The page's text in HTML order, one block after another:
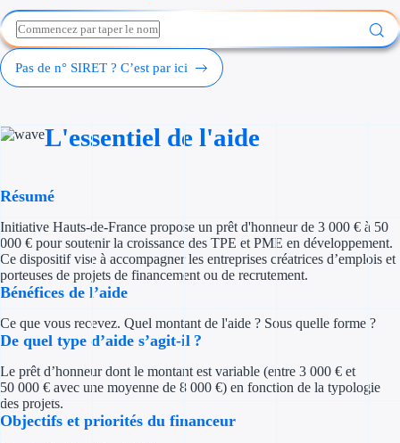
Création
Aides sans
Concours
Réduction des
Pas de n° SIRET ? C’est par ici
L'essentiel de l'aide
Résumé
Initiative Hauts-de-France propose un prêt d'honneur de 3 000 € à 50
000 € pour soutenir la croissance des TPE et PME en développement.
Ce dispositif vise à accompagner les entreprises créatrices d’emplois et
porteuses de projets de financement ou de recrutement.
Bénéfices de l’aide
Ce que vous recevez. Quel montant de l'aide ? Sous quelle forme ?
De quel type d’aide s’agit-il ?
Le prêt d’honneur dont le montant est variable (entre 3 000 € et
50 000 € avec une moyenne de 8 000 €) en fonction de la typologie
des projets.
Objectifs et priorités du financeur